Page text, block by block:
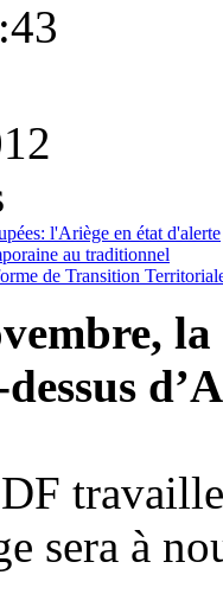
l'Ariège en état d'alerte
au traditionnel
de Transition
sera à